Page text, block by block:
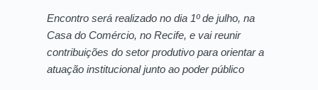
Encontro será realizado no dia 1º de julho, na
Casa do Comércio, no Recife, e vai reunir
contribuições do setor produtivo para orientar a
atuação institucional junto ao poder público